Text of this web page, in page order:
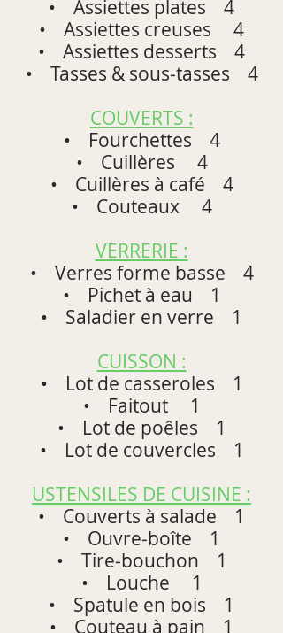
• Assiettes plates 4
• Assiettes creuses 4
• Assiettes desserts 4
• Tasses & sous‐tasses 4
COUVERTS :
• Fourchettes 4
• Cuillères 4
• Cuillères à café 4
• Couteaux 4
VERRERIE :
• Verres forme basse 4
• Pichet à eau 1
• Saladier en verre 1
CUISSON :
• Lot de casseroles 1
• Faitout 1
• Lot de poêles 1
• Lot de couvercles 1
USTENSILES DE CUISINE :
• Couverts à salade 1
• Ouvre‐boîte 1
• Tire‐bouchon 1
• Louche 1
• Spatule en bois 1
• Couteau à pain 1